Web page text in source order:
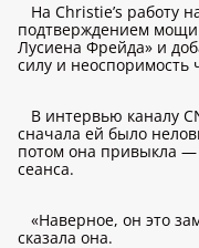
На Christie’s работу
подтверждением
Лусиена Фрейда» и
силу и неоспоримость
В интервью каналу
сначала ей было
потом она привыкла —
сеанса.
«Наверное, он это
сказала она.